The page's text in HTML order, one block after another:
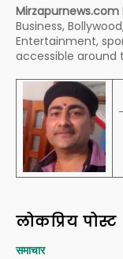
Mirzapurnews.com
Business,
Entertainment,
accessible around
लोकप्रिय पोस्ट
समाचार